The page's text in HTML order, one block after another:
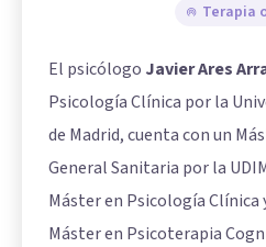
Terapia
El psicólogo Javier Ares
Psicología Clínica por la
de Madrid, cuenta con un
General Sanitaria por la
Máster en Psicología Clínica
Máster en Psicoterapia